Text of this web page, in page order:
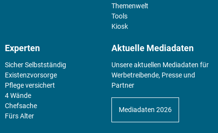
Themenwelt
Tools
Kiosk
Experten
Sicher Selbstständig
Existenz­vorsorge
Pflege versichert
4 Wände
Chefsache
Fürs Alter
Aktuelle Mediadaten
Unsere aktuellen Mediadaten für
Werbetreibende, Presse und
Partner
Mediadaten 2026